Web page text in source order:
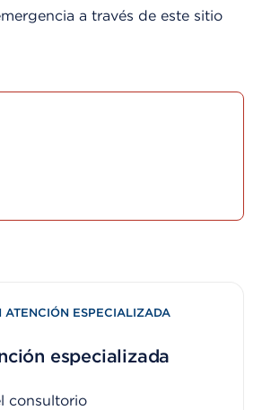
a través de este sitio
ATENCIÓN ESPECIALIZADA
especializada
consultorio